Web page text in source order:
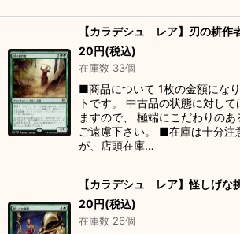
【カラデシュ レア】刃の耕
20円(税込)
在庫数 33個
■商品について 1枚の金額にな
トです。 中古品の状態に対して
ますので、 極端にこだわりの
ご遠慮下さい。 ■在庫は十分注
が、店頭在庫…
【カラデシュ レア】怪しげ
20円(税込)
在庫数 26個